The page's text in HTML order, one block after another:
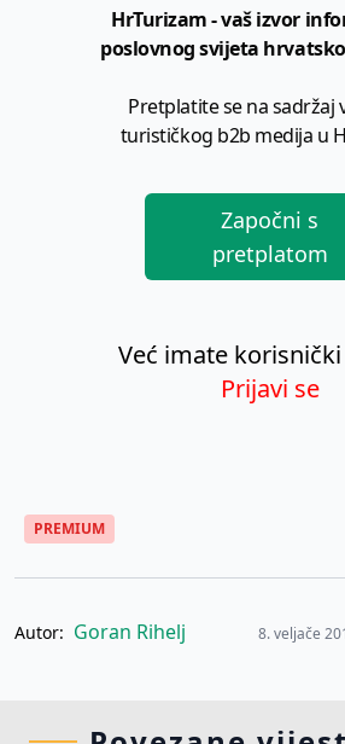
HrTurizam - vaš izvor
poslovnog svijeta
Pretplatite se na sadržaj
turističkog b2b medija u
Započni s
pretplatom
Već imate
Prijavi se
PREMIUM
Autor: Goran Rihelj 8. veljače